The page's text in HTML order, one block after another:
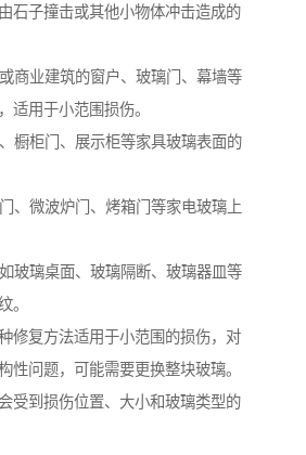
石子撞击或其他小物体冲击造成的
商业建筑的窗户、玻璃门、幕墙等
适用于小范围损伤。
橱柜门、展示柜等家具玻璃表面的
、微波炉门、烤箱门等家电玻璃上
玻璃桌面、玻璃隔断、玻璃器皿等
。
修复方法适用于小范围的损伤，对
性问题，可能需要更换整块玻璃。
受到损伤位置、大小和玻璃类型的